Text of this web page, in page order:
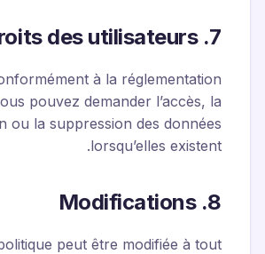
7. Droits des utilisateurs
à la réglementation
pouvez demander l’accès, la
ou la suppression des données
lorsqu’elles existent.
8. Modifications
peut être modifiée à tout